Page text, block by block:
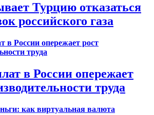
Турцию отказаться
российского газа
в России опережает
труда